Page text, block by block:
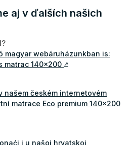
aj v ďalších našich
magyar webáruházunkban is:
matrac 140x200 ↗
našem českém internetovém
matrace Eco premium 140x200
i u našoj hrvatskoj